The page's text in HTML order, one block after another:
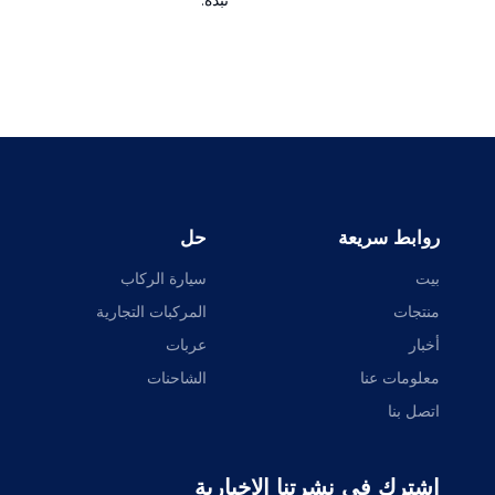
روابط سريعة
بيت
منتجات
أخبار
معلومات عنا
اتصل بنا
حل
سيارة الركاب
المركبات التجارية
عربات
الشاحنات
اشترك في نشرتنا الإخبارية